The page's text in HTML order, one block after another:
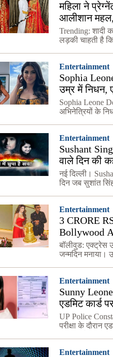
महिला ने
आलीशान
Trending: शादी
लड़की चाहती है
Entertainment
Sophia
उम्र में निधन,
Sophia Leone
अभिनेत्रियों के
Entertainment
Sushant
वाले दिन की
खुल गए सरे
नई दिल्ली।
दिन जब सुशांत
Entertainment
3 CRORE
Bollywood
बर्थडे केक
बॉलीवुड: एक्ट्रेस
जन्मदिन मनाया।
Entertainment
Sunny
एडमिट कार्ड
जवाब सुन सब
UP Police
परीक्षा के दौरान
Entertainment